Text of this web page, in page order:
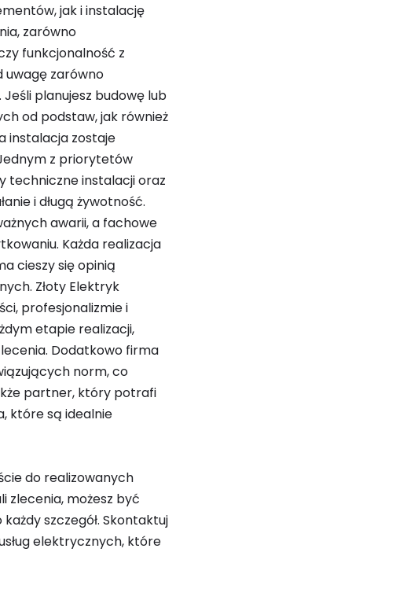
jak i instalację
zarówno
funkcjonalność z
uwagę zarówno
planujesz budowę lub
od podstaw, jak również
instalacja zostaje
z priorytetów
techniczne instalacji oraz
i długą żywotność.
awarii, a fachowe
Każda realizacja
cieszy się opinią
Złoty Elektryk
profesjonalizmie i
etapie realizacji,
Dodatkowo firma
norm, co
partner, który potrafi
które są idealnie
do realizowanych
zlecenia, możesz być
szczegół. Skontaktuj
elektrycznych, które